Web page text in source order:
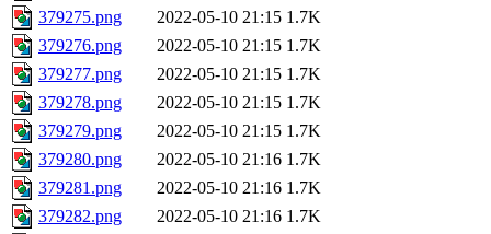
379275.png
2022-05-10 21:15 1.7K
379276.png
2022-05-10 21:15 1.7K
379277.png
2022-05-10 21:15 1.7K
379278.png
2022-05-10 21:15 1.7K
379279.png
2022-05-10 21:15 1.7K
379280.png
2022-05-10 21:16 1.7K
379281.png
2022-05-10 21:16 1.7K
379282.png
2022-05-10 21:16 1.7K